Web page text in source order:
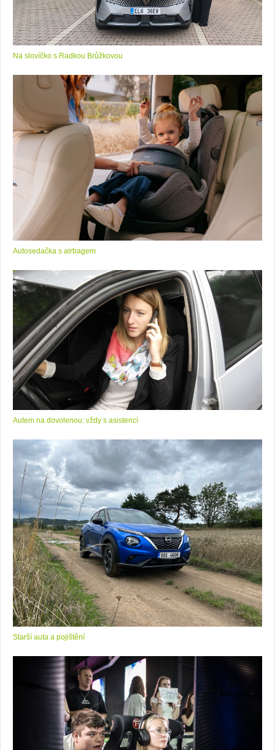
Na slovíčko s Radkou Brůžkovou
Autosedačka s airbagem
Autem na dovolenou: vždy s asistencí
Starší auta a pojištění